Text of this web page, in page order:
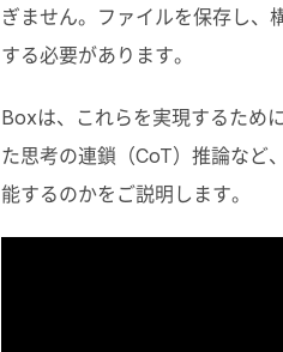
ぎません。ファイルを保存し、
する必要があります。
Boxは、これらを実現するため
た思考の連鎖（CoT）推論など
能するのかをご説明します。